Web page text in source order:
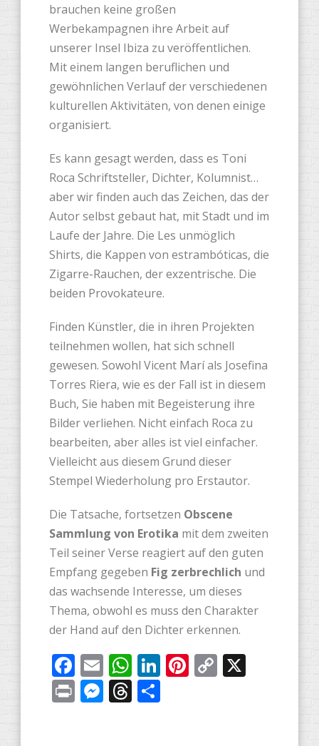
brauchen keine großen
Werbekampagnen ihre Arbeit auf
unserer Insel Ibiza zu veröffentlichen.
Mit einem langen beruflichen und
gewöhnlichen Verlauf der verschiedenen
kulturellen Aktivitäten, von denen einige
organisiert.
Es kann gesagt werden, dass es Toni
Roca Schriftsteller, Dichter, Kolumnist…
aber wir finden auch das Zeichen, das der
Autor selbst gebaut hat, mit Stadt und im
Laufe der Jahre. Die Les unmöglich
Shirts, die Kappen von estrambóticas, die
Zigarre-Rauchen, der exzentrische. Die
beiden Provokateure.
Finden Künstler, die in ihren Projekten
teilnehmen wollen, hat sich schnell
gewesen. Sowohl Vicent Marí als Josefina
Torres Riera, wie es der Fall ist in diesem
Buch, Sie haben mit Begeisterung ihre
Bilder verliehen. Nicht einfach Roca zu
bearbeiten, aber alles ist viel einfacher.
Vielleicht aus diesem Grund dieser
Stempel Wiederholung pro Erstautor.
Die Tatsache, fortsetzen Obscene
Sammlung von Erotika mit dem zweiten
Teil seiner Verse reagiert auf den guten
Empfang gegeben Fig zerbrechlich und
das wachsende Interesse, um dieses
Thema, obwohl es muss den Charakter
der Hand auf den Dichter erkennen.
Facebook
EmailWhatsApp
LinkedIn
Pinterest
Copy
PrintMessenger
Threads